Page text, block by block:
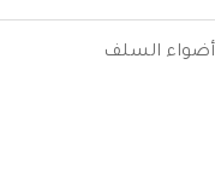
أضواء السلف